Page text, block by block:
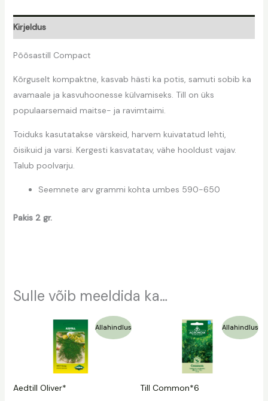
Kirjeldus
Põõsastill Compact
Kõrguselt kompaktne, kasvab hästi ka potis, samuti sobib ka
avamaale ja kasvuhoonesse külvamiseks. Till on üks
populaarsemaid maitse- ja ravimtaimi.
Toiduks kasutatakse värskeid, harvem kuivatatud lehti,
õisikuid ja varsi. Kergesti kasvatatav, vähe hooldust vajav.
Talub poolvarju.
Seemnete arv grammi kohta umbes 590-650
Pakis 2 gr.
Sulle võib meeldida ka…
Allahindlus
Aedtill Oliver*
1,39 €.
hind
on:
0,69 €.
Allahindlus
Till Common*6
Praegune
hind
on:
0,59 €.